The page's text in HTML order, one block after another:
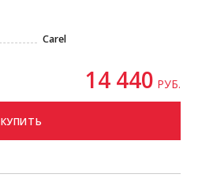
Carel
14 440 РУБ.
КУПИТЬ